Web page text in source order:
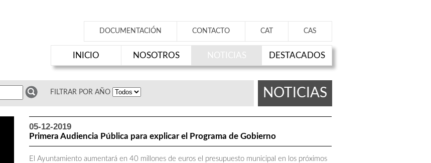
DOCUMENTACIÓN CONTACTO CAT CAS
INICIO NOSOTROS NOTICIAS DESTACADOS
FILTRAR POR AÑO NOTICIAS
05-12-2019
Primera Audiencia Pública para explicar el Programa de Gobierno
El Ayuntamiento aumentará en 40 millones de euros el presupuesto municipal en los próximos